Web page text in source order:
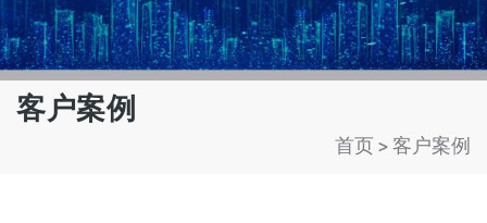
客户案例
首页>客户案例